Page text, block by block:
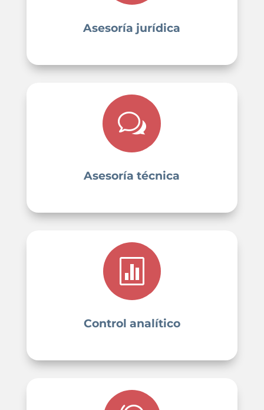
Asesoría jurídica
w
Asesoría técnica

Control analítico